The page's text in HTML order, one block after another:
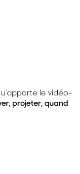
le vidéo-
projeter, quand